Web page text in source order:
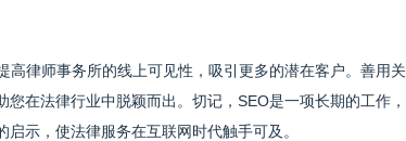
律师事务所的线上可见性，吸引更多的潜在客户。善用
在法律行业中脱颖而出。切记，SEO是一项长期的工作
示，使法律服务在互联网时代触手可及。